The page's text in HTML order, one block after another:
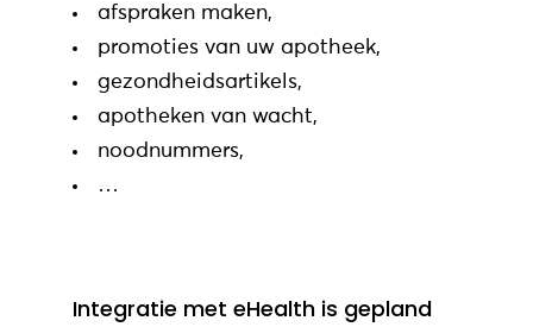
afspraken maken,
promoties van uw apotheek,
gezondheidsartikels,
apotheken van wacht,
noodnummers,
…
Integratie met eHealth is gepland